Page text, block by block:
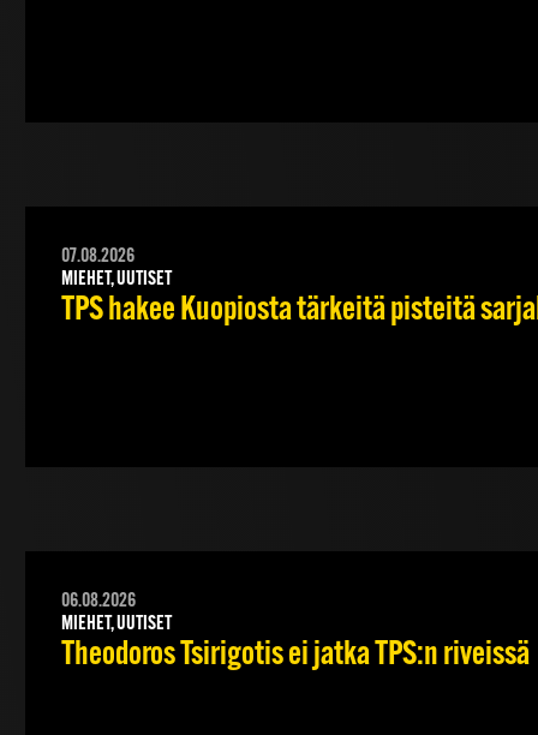
07.08.2026
MIEHET, UUTISET
TPS hakee Kuopiosta tärkeitä pisteitä
06.08.2026
MIEHET, UUTISET
Theodoros Tsirigotis ei jatka TPS:n riveissä